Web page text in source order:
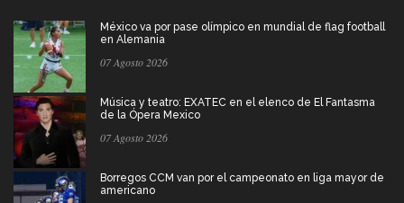
México va por pase olímpico en mundial de flag football
en Alemania
07 Agosto 2026
Música y teatro: EXATEC en el elenco de El Fantasma
de la Ópera Mexico
07 Agosto 2026
Borregos CCM van por el campeonato en liga mayor de
americano